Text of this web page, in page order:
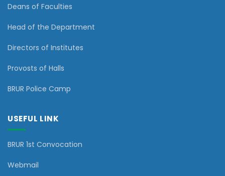
Deans of Faculties
Head of the Department
Directors of Institutes
Provosts of Halls
BRUR Police Camp
USEFUL LINK
BRUR 1st Convocation
Webmail